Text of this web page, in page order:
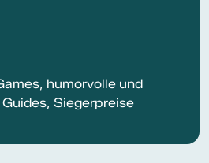
humorvolle und
Siegerpreise